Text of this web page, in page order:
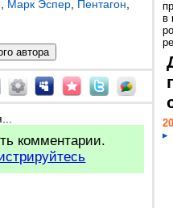
Марк Эспер Пентагон
комментарии.
в